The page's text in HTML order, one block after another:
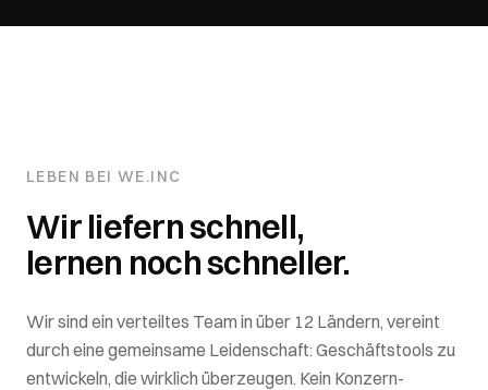
LEBEN BEI WE.INC
Wir liefern schnell,
lernen noch schneller.
Wir sind ein verteiltes Team in über 12 Ländern, vereint
durch eine gemeinsame Leidenschaft: Geschäftstools zu
entwickeln, die wirklich überzeugen. Kein Konzern-